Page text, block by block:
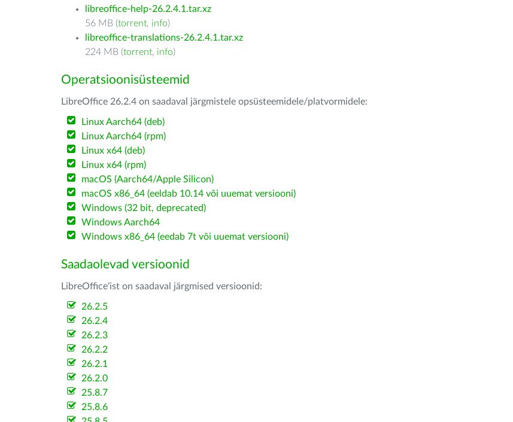
libreoffice-help-26.2.4.1.tar.xz
56 MB (torrent, info)
libreoffice-translations-26.2.4.1.tar.xz
224 MB (torrent, info)
Operatsioonisüsteemid
LibreOffice 26.2.4 on saadaval järgmistele opsüsteemidele/platvormidele:
Linux Aarch64 (deb)
Linux Aarch64 (rpm)
Linux x64 (deb)
Linux x64 (rpm)
macOS (Aarch64/Apple Silicon)
macOS x86_64 (eeldab 10.14 või uuemat versiooni)
Windows (32 bit, deprecated)
Windows Aarch64
Windows x86_64 (eedab 7t või uuemat versiooni)
Saadaolevad versioonid
LibreOffice'ist on saadaval järgmised versioonid:
26.2.5
26.2.4
26.2.3
26.2.2
26.2.1
26.2.0
25.8.7
25.8.6